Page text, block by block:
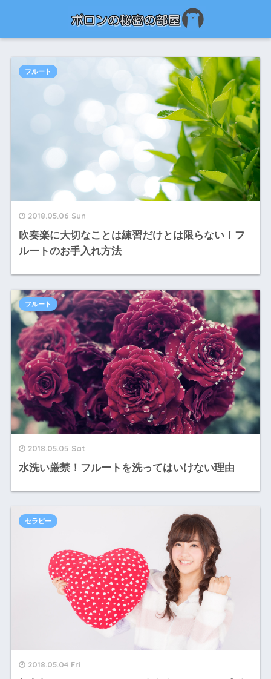
2018.05.06 Sun
吹奏楽に大切なことは練習だけとは限らない！フ
ルートのお手入れ方法
フルート
2018.05.05 Sat
水洗い厳禁！フルートを洗ってはいけない理由
フルート
2018.05.04 Fri
セラピー